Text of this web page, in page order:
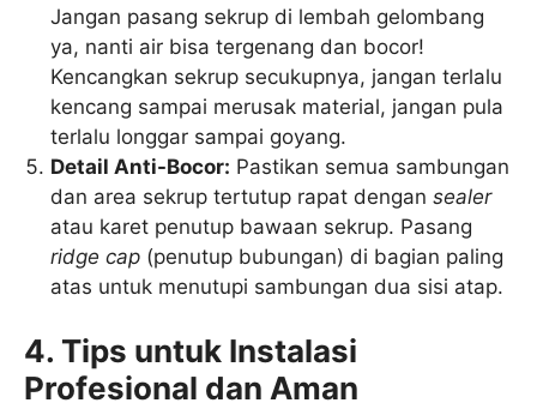
Jangan pasang sekrup di lembah gelombang
ya, nanti air bisa tergenang dan bocor!
Kencangkan sekrup secukupnya, jangan terlalu
kencang sampai merusak material, jangan pula
terlalu longgar sampai goyang.
Detail Anti-Bocor: Pastikan semua sambungan
dan area sekrup tertutup rapat dengansealer
atau karet penutup bawaan sekrup. Pasang
ridge cap (penutup bubungan) di bagian paling
atas untuk menutupi sambungan dua sisi atap.
4. Tips untuk Instalasi
Profesional dan Aman